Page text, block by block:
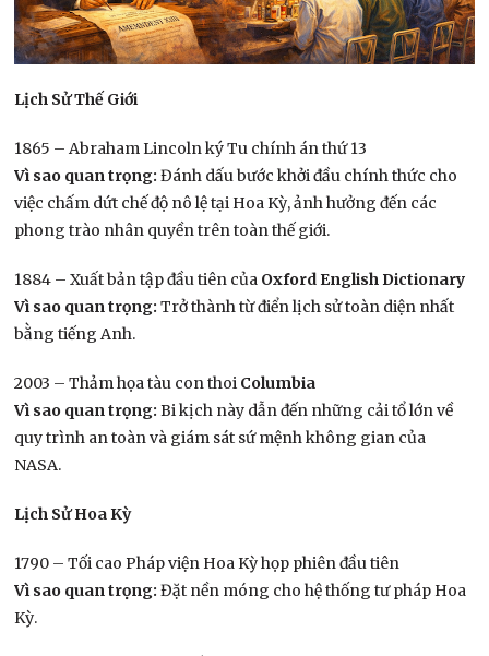
Lịch Sử Thế Giới
1865 – Abraham Lincoln ký Tu chính án thứ 13
Vì sao quan trọng: Đánh dấu bước khởi đầu chính thức cho
việc chấm dứt chế độ nô lệ tại Hoa Kỳ, ảnh hưởng đến các
phong trào nhân quyền trên toàn thế giới.
1884 – Xuất bản tập đầu tiên của Oxford English Dictionary
Vì sao quan trọng: Trở thành từ điển lịch sử toàn diện nhất
bằng tiếng Anh.
2003 – Thảm họa tàu con thoi Columbia
Vì sao quan trọng: Bi kịch này dẫn đến những cải tổ lớn về
quy trình an toàn và giám sát sứ mệnh không gian của
NASA.
Lịch Sử Hoa Kỳ
1790 – Tối cao Pháp viện Hoa Kỳ họp phiên đầu tiên
Vì sao quan trọng: Đặt nền móng cho hệ thống tư pháp Hoa
Kỳ.